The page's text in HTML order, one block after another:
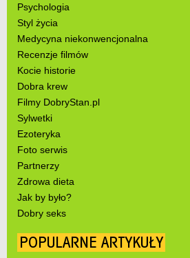
Psychologia
Styl życia
Medycyna niekonwencjonalna
Recenzje filmów
Kocie historie
Dobra krew
Filmy DobryStan.pl
Sylwetki
Ezoteryka
Foto serwis
Partnerzy
Zdrowa dieta
Jak by było?
Dobry seks
POPULARNE ARTYKUŁY